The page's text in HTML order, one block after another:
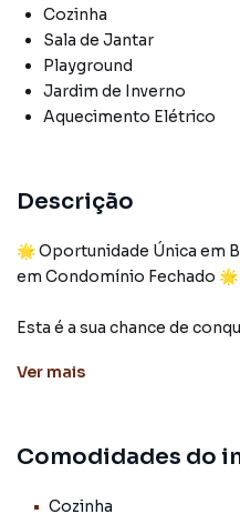
Cozinha
Sala de Jantar
Playground
Jardim de Inverno
Aquecimento Elétrico
Descrição
🌟 Oportunidade Única em
em Condomínio Fechado 🌟
Esta é a sua chance de
melhores condomínios da
Ver mais
Comodidades do
Cozinha